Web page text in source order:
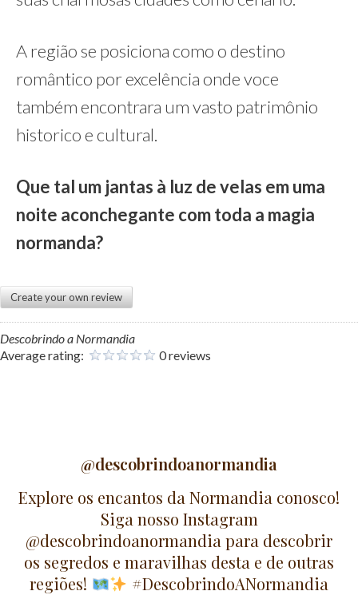
A região se posiciona como o destino
romântico por excelência onde voce
também encontrara um vasto patrimônio
historico e cultural.
Que tal um jantas à luz de velas em uma
noite aconchegante com toda a magia
normanda?
Create your own review
Descobrindo a Normandia
Average rating:
0 reviews
@descobrindoanormandia
Explore os encantos da Normandia conosco!
Siga nosso Instagram
@descobrindoanormandia para descobrir
os segredos e maravilhas desta e de outras
regiões!
#DescobrindoANormandia